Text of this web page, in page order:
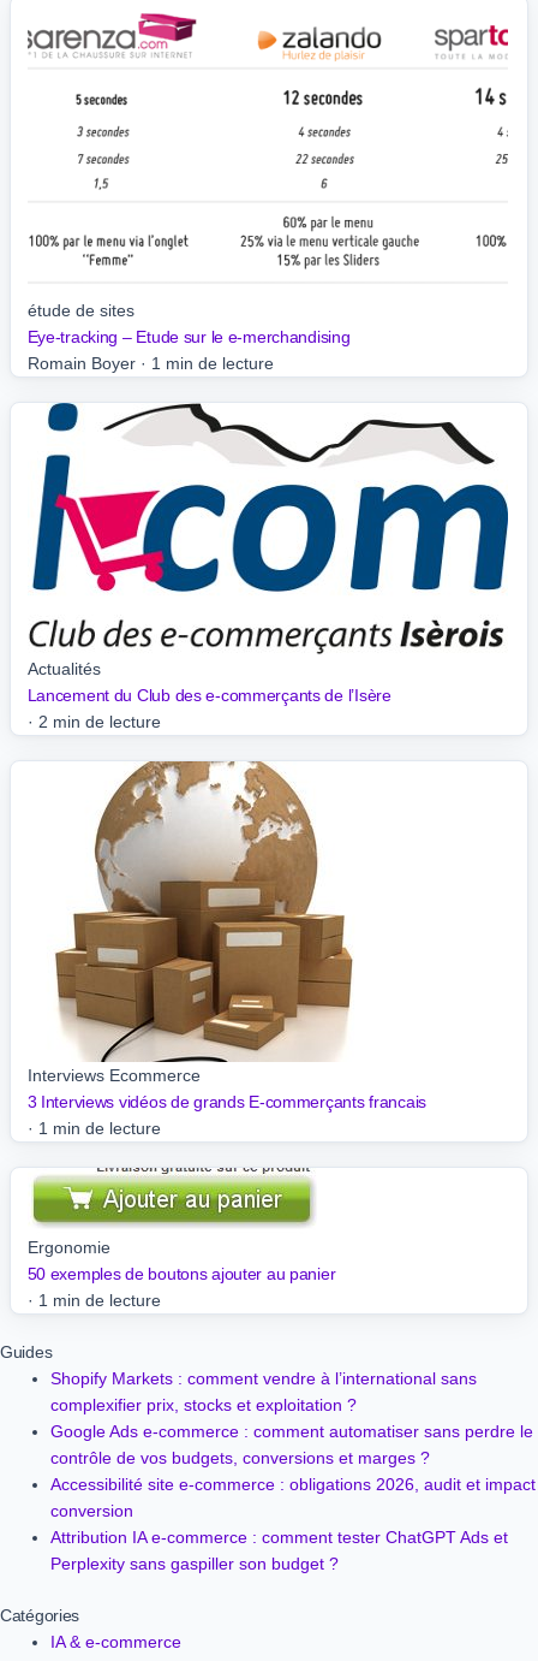
étude de sites
Eye-tracking – Etude sur le e-merchandising
Romain Boyer · 1 min de lecture
Actualités
Lancement du Club des e-commerçants de l’Isère
· 2 min de lecture
Interviews Ecommerce
3 Interviews vidéos de grands E-commerçants francais
· 1 min de lecture
Ergonomie
50 exemples de boutons ajouter au panier
· 1 min de lecture
Guides
Shopify Markets : comment vendre à l’international sans
complexifier prix, stocks et exploitation ?
Google Ads e-commerce : comment automatiser sans perdre le
contrôle de vos budgets, conversions et marges ?
Accessibilité site e-commerce : obligations 2026, audit et impact
conversion
Attribution IA e-commerce : comment tester ChatGPT Ads et
Perplexity sans gaspiller son budget ?
Catégories
IA & e-commerce